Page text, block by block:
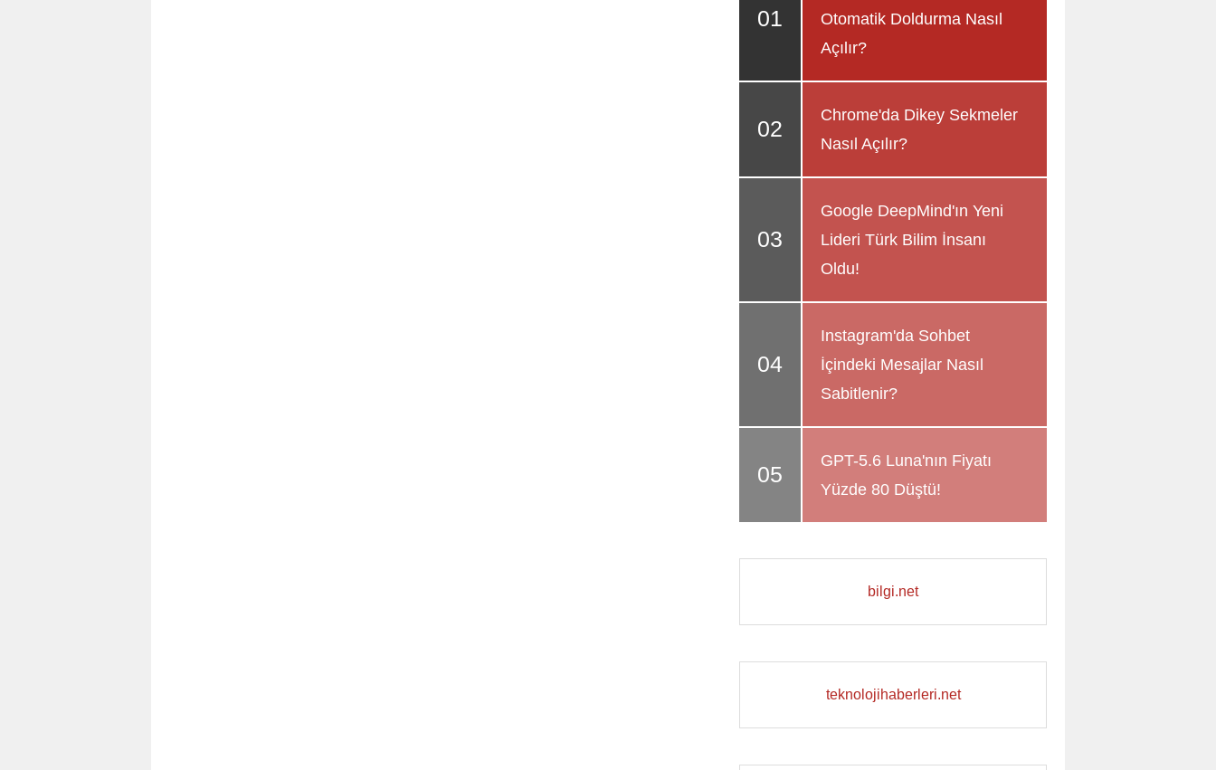
Otomatik Doldurma Nasıl
Açılır?
Chrome'da Dikey Sekmeler
Nasıl Açılır?
Google DeepMind'ın Yeni
Lideri Türk Bilim İnsanı
Oldu!
Instagram'da Sohbet
İçindeki Mesajlar Nasıl
Sabitlenir?
GPT-5.6 Luna'nın Fiyatı
Yüzde 80 Düştü!
bilgi.net
teknolojihaberleri.net